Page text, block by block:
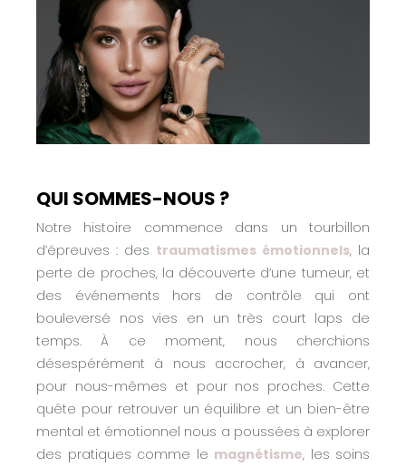
QUI SOMMES-NOUS ?
Notre histoire commence dans un tourbillon
d’épreuves : des traumatismes émotionnels, la
perte de proches, la découverte d’une tumeur, et
des événements hors de contrôle qui ont
bouleversé nos vies en un très court laps de
temps. À ce moment, nous cherchions
désespérément à nous accrocher, à avancer,
pour nous-mêmes et pour nos proches. Cette
quête pour retrouver un équilibre et un bien-être
mental et émotionnel nous a poussées à explorer
des pratiques comme le magnétisme, les soins